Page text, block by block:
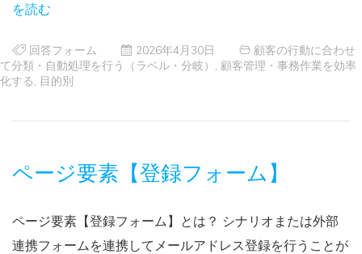
を読む
回答フォーム 2026年4月30日
顧客の行動に合わせ
て分類・自動処理を行う（ラベル・分岐）
顧客管理・事務作業を効率
化する
目的別
ページ要素【登録フォーム】
ページ要素【登録フォーム】とは？ シナリオまたは外部
連携フォームを連携してメールアドレス登録を行うことが